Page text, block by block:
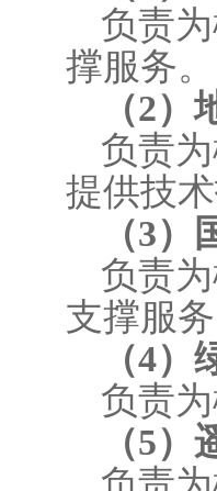
负责
撑服务。
（2）
负责
提供技
（3）
负责
支撑服
（4）
负责
（5）